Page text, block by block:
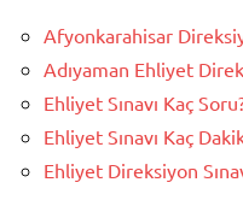
Afyonkarahisar
Adıyaman Ehliyet
Ehliyet Sınavı Kaç
Ehliyet Sınavı Kaç
Ehliyet Direksiyon